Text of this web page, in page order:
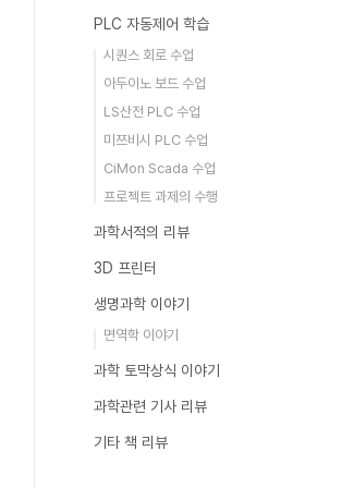
PLC 자동제어 학습
시퀀스 회로 수업
아두이노 보드 수업
LS산전 PLC 수업
미쯔비시 PLC 수업
CiMon Scada 수업
프로젝트 과제의 수행
과학서적의 리뷰
3D 프린터
생명과학 이야기
면역학 이야기
과학 토막상식 이야기
과학관련 기사 리뷰
기타 책 리뷰